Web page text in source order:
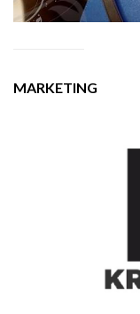
MARKETING